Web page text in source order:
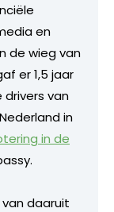
en
de wieg van
er 1,5 jaar
drivers van
in
in de
daaruit